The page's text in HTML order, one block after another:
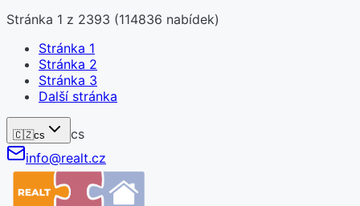
Stránka 1 z 2393 (114836 nabídek)
Stránka 1
Stránka 2
Stránka 3
Další stránka
🇨🇿cs
cs
info@realt.cz